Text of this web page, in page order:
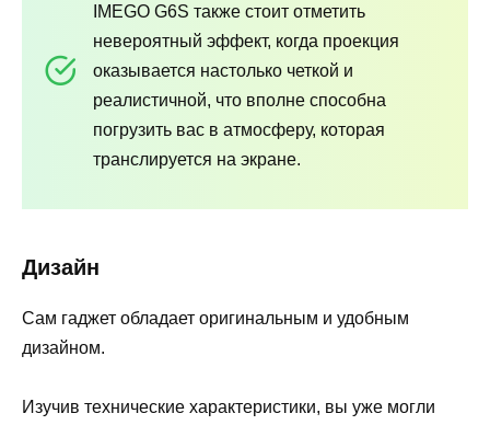
IMEGO G6S также стоит отметить
невероятный эффект, когда проекция
оказывается настолько четкой и
реалистичной, что вполне способна
погрузить вас в атмосферу, которая
транслируется на экране.
Дизайн
Сам гаджет обладает оригинальным и удобным
дизайном.
Изучив технические характеристики, вы уже могли